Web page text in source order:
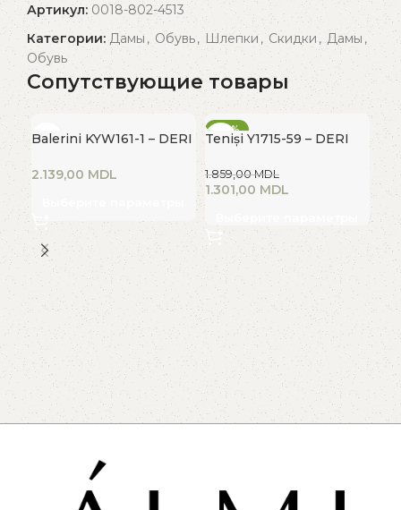
Артикул: 0018-802-4513
Категории: Дамы , Обувь, Шлепки, Скидки , Дамы ,
Обувь
Сопутствующие товары
Balerini KYW161-1 – DERI
MDL
-30%
ГОРЯЧИЙ
Teniși Y1715-59 – DERI
1.859,00MDL
1.301,00 MDL
-